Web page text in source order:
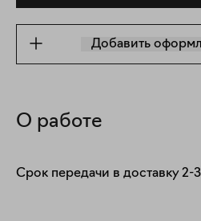
Добавить
О работе
Срок передачи в доставку 2-